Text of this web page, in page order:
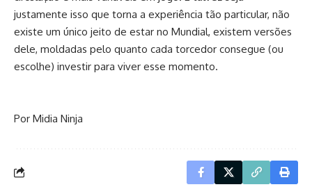
justamente isso que torna a experiência tão particular, não
existe um único jeito de estar no Mundial, existem versões
dele, moldadas pelo quanto cada torcedor consegue (ou
escolhe) investir para viver esse momento.
Por Midia Ninja